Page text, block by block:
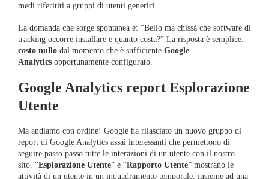
medi riferititi a gruppi di utenti generici.
La domanda che sorge spontanea è: “Bello ma chissà che software di
tracking occorre installare e quanto costa?” La risposta è semplice:
costo nullo dal momento che è sufficiente Google
Analytics opportunamente configurato.
Google Analytics report Esplorazione
Utente
Ma andiamo con ordine! Google ha rilasciato un nuovo gruppo di
report di Google Analytics assai interessanti che permettono di
seguire passo passo tutte le interazioni di un utente con il nostro
sito. “Esplorazione Utente” e “Rapporto Utente” mostrano le
attività di un utente in un inquadramento temporale, insieme ad una